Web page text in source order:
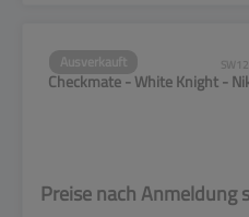
Checkmate - White Knight -
Preise nach Anmeldung